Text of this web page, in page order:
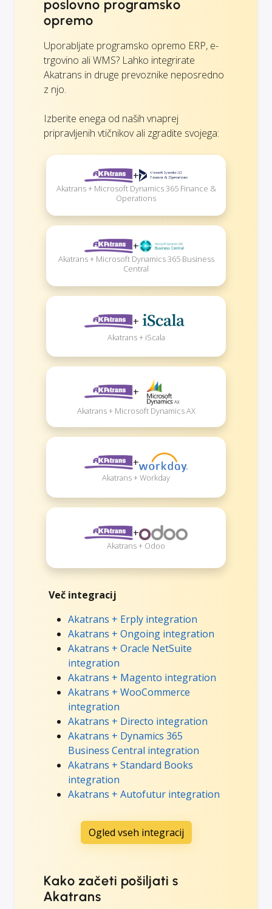
poslovno programsko
opremo
Uporabljate programsko opremo ERP, e-
trgovino ali WMS? Lahko integrirate
Akatrans in druge prevoznike neposredno
z njo.
Izberite enega od naših vnaprej
pripravljenih vtičnikov ali zgradite svojega:
+
Akatrans + Microsoft Dynamics 365 Finance &
Operations
+
Akatrans + Microsoft Dynamics 365 Business
Central
+
Akatrans + iScala
+
Akatrans + Microsoft Dynamics AX
+
Akatrans + Workday
+
Akatrans + Odoo
Več integracij
Akatrans + Erply integration
Akatrans + Ongoing integration
Akatrans + Oracle NetSuite
integration
Akatrans + Magento integration
Akatrans + WooCommerce
integration
Akatrans + Directo integration
Akatrans + Dynamics 365
Business Central integration
Akatrans + Standard Books
integration
Akatrans + Autofutur integration
Ogled vseh integracij
Kako začeti pošiljati s
Akatrans